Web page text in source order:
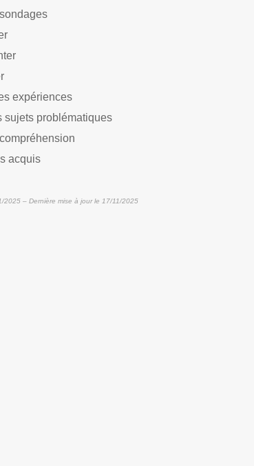
expériences
sujets problématiques
acquis
2025 – Dernière mise à jour le 17/11/2025